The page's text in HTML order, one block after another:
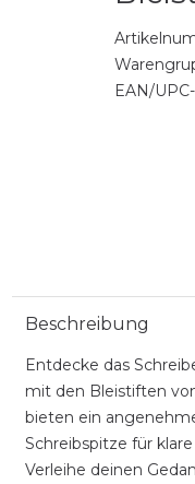
EAN/
Beschreibung
Entdecke das
mit den Bleistiften
bieten ein
Schreibspitze für
Verleihe deinen